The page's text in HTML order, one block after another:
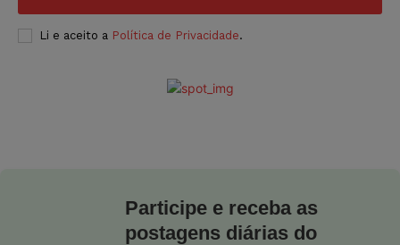
Li e aceito a Política de Privacidade.
Participe e receba as
postagens diárias do